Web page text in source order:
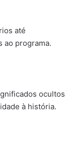
até
ao programa.
ocultos
à história.